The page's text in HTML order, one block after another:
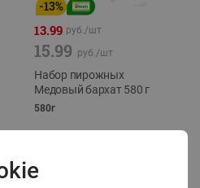
-13%
13.99 руб./шт
15.99 руб./шт
Набор пирожных
Медовый бархат 580 г
580г